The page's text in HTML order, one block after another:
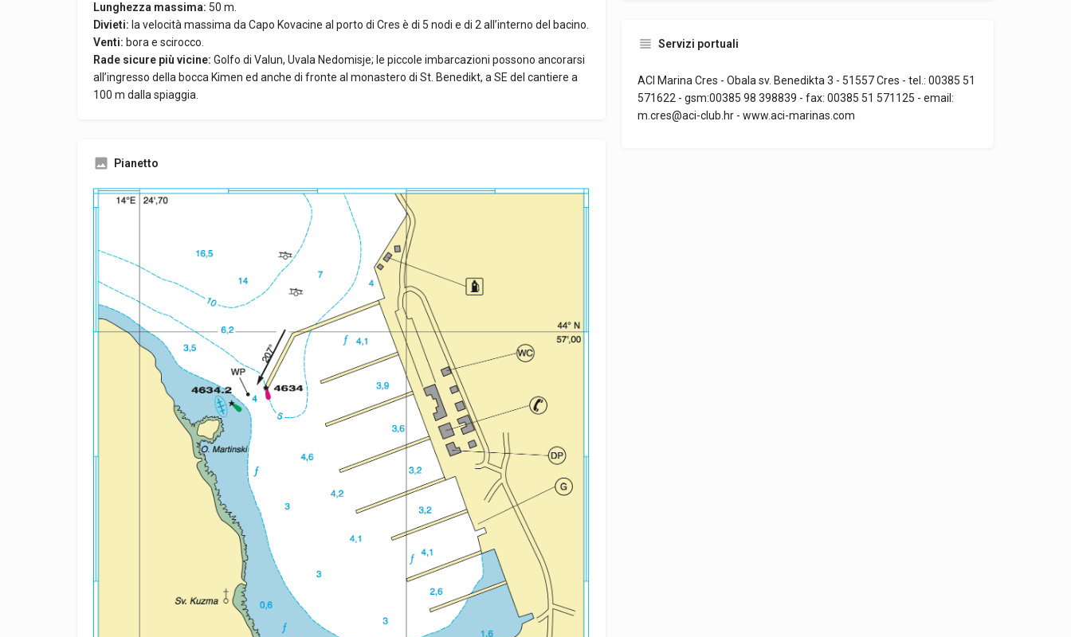
Lunghezza massima: 50 m.
Divieti: la velocità massima da Capo Kovacine al porto di Cres è di 5 nodi e di 2 all’interno del bacino.
Venti: bora e scirocco.
Rade sicure più vicine: Golfo di Valun, Uvala Nedomisje; le piccole imbarcazioni possono ancorarsi
all’ingresso della bocca Kimen ed anche di fronte al monastero di St. Benedikt, a SE del cantiere a
100 m dalla spiaggia.
Pianetto
Servizi portuali
ACI Marina Cres - Obala sv. Benedikta 3 - 51557 Cres - tel.: 00385 51
571622 - gsm:00385 98 398839 - fax: 00385 51 571125 - email:
m.cres@aci-club.hr - www.aci-marinas.com